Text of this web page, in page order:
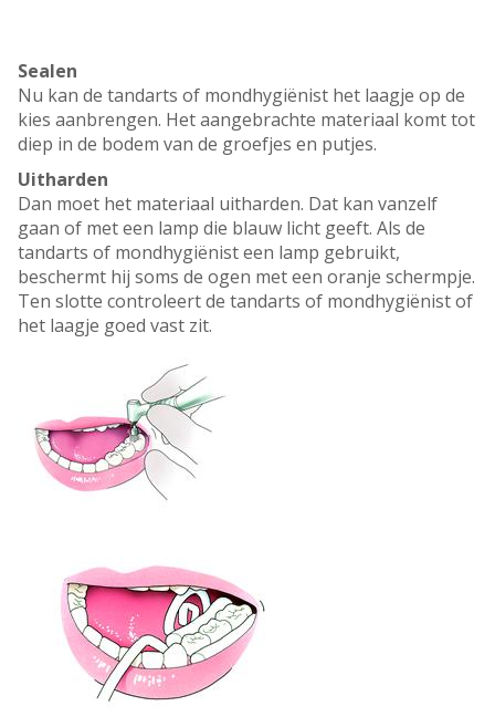
Sealen
Nu kan de tandarts of mondhygiënist het laagje op de
kies aanbrengen. Het aangebrachte materiaal komt tot
diep in de bodem van de groefjes en putjes.
Uitharden
Dan moet het materiaal uitharden. Dat kan vanzelf
gaan of met een lamp die blauw licht geeft. Als de
tandarts of mondhygiënist een lamp gebruikt,
beschermt hij soms de ogen met een oranje schermpje.
Ten slotte controleert de tandarts of mondhygiënist of
het laagje goed vast zit.